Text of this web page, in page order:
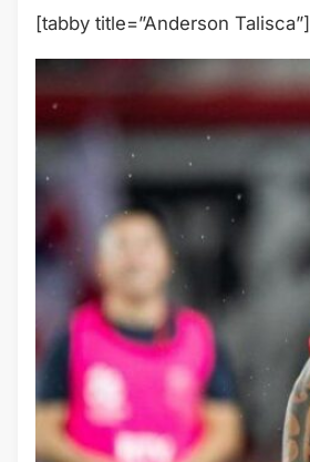
[tabby title=”Anderson Talisca”]